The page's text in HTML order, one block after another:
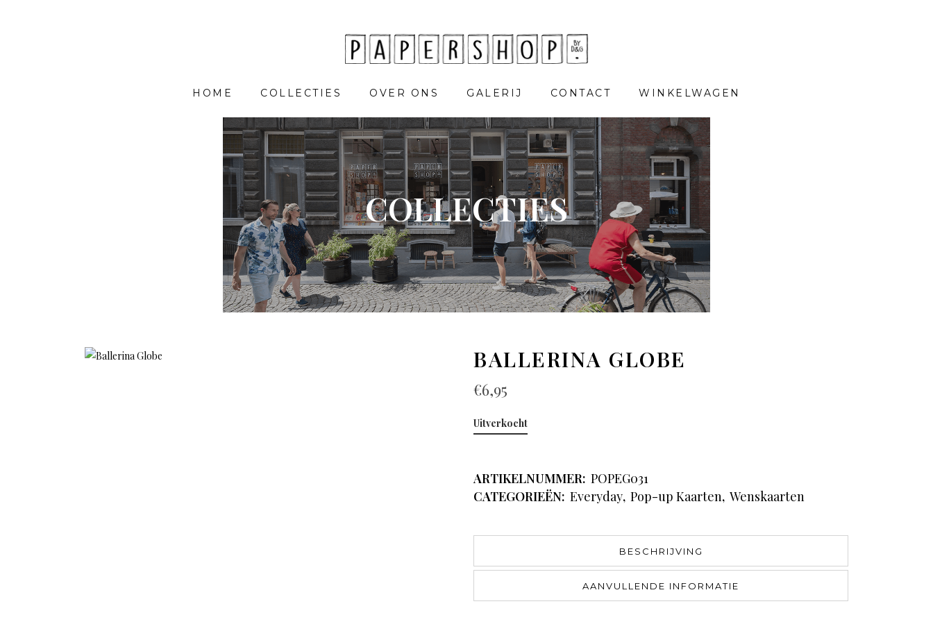
HOME COLLECTIES OVER ONS GALERIJ CONTACT WINKELWAGEN
COLLECTIES
BALLERINA GLOBE
€6,95
Uitverkocht
ARTIKELNUMMER: POPEG031
CATEGORIEËN: Everyday, Pop-up Kaarten, Wenskaarten
BESCHRIJVING
AANVULLENDE INFORMATIE